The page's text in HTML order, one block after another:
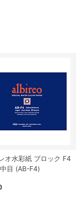
オ水彩紙 ブロック F4
目 (AB-F4)